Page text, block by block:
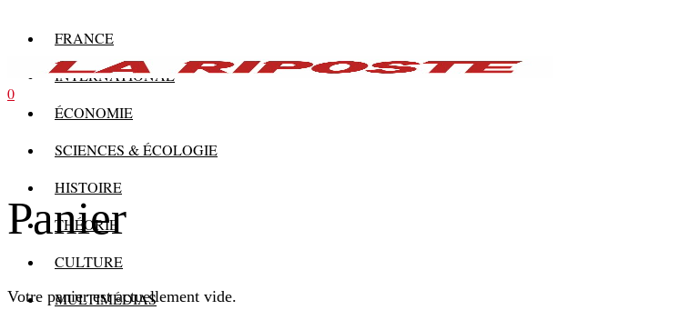
FRANCE
INTERNATIONAL
ÉCONOMIE
SCIENCES & ÉCOLOGIE
HISTOIRE
THÉORIE
CULTURE
MULTIMÉDIAS
0
Panier
Votre panier est actuellement vide.